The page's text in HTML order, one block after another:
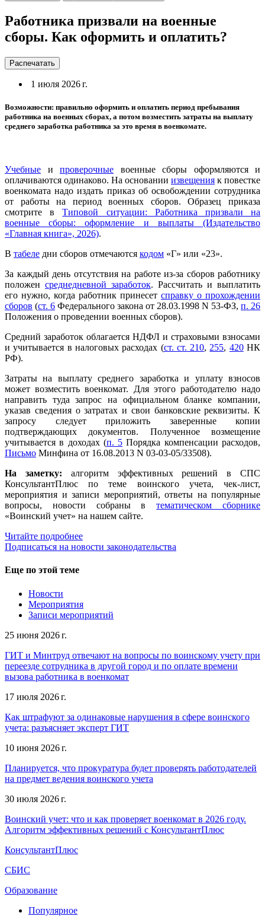
Работника призвали на военные
сборы. Как оформить и оплатить?
Распечатать
1 июля 2026 г.
Возможности: правильно оформить и оплатить период пребывания
работника на военных сборах, а потом возместить затраты на выплату
среднего заработка работника за это время в военкомате.
Учебные и проверочные военные сборы оформляются и
оплачиваются одинаково. На основании извещения к повестке
военкомата надо издать приказ об освобождении сотрудника
от работы на период военных сборов. Образец приказа
смотрите вТиповой ситуации: Работника призвали на
военные сборы: оформление и выплаты (Издательство
«Главная книга», 2026).
В табеле дни сборов отмечаются кодом «Г» или «23».
За каждый день отсутствия на работе из-за сборов работнику
положен среднедневной заработок. Рассчитать и выплатить
его нужно, когда работник принесет справку о прохождении
сборов (ст. 6 Федерального закона от 28.03.1998 N 53-ФЗ, п. 26
Положения о проведении военных сборов).
Средний заработок облагается НДФЛ и страховыми взносами
и учитывается в налоговых расходах (ст. ст. 210, 255, 420НК
РФ).
Затраты на выплату среднего заработка и уплату взносов
может возместить военкомат. Для этого работодателю надо
направить туда запрос на официальном бланке компании,
указав сведения о затратах и свои банковские реквизиты. К
запросу следует приложить заверенные копии
подтверждающих документов. Полученное возмещение
учитывается в доходах (п. 5 Порядка компенсации расходов,
Письмо Минфина от 16.08.2013 N 03-03-05/33508).
На заметку: алгоритм эффективных решений в СПС
КонсультантПлюс по теме воинского учета, чек-лист,
мероприятия и записи мероприятий, ответы на популярные
вопросы, новости собраны втематическом сборнике
«Воинский учет» на нашем сайте.
Читайте подробнее
Подписаться на новости законодательства
Еще по этой теме
Новости
Мероприятия
Записи мероприятий
25 июня 2026 г.
ГИТ и Минтруд отвечают на вопросы по воинскому учету при
переезде сотрудника в другой город и по оплате времени
вызова работника в военкомат
17 июля 2026 г.
Как штрафуют за одинаковые нарушения в сфере воинского
учета: разъясняет эксперт ГИТ
10 июня 2026 г.
Планируется, что прокуратура будет проверять работодателей
на предмет ведения воинского учета
30 июля 2026 г.
Воинский учет: что и как проверяет военкомат в 2026 году.
Алгоритм эффективных решений с КонсультантПлюс
КонсультантПлюс
СБИС
Образование
Популярное